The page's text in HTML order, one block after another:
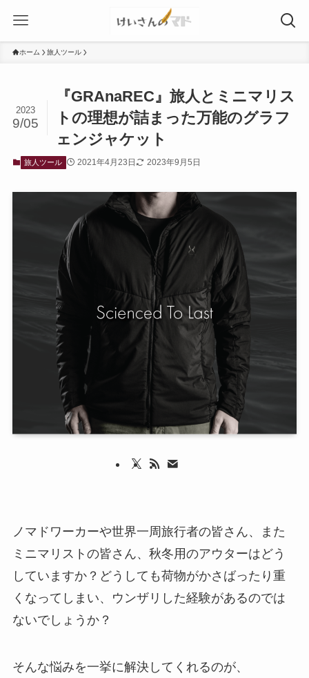
ホーム 旅人ツール
『GRAnaREC』旅人とミニマリス
トの理想が詰まった万能のグラフ
ェンジャケット
2023
9/05
旅人ツール 2021年4月23日 2023年9月5日
ノマドワーカーや世界一周旅行者の皆さん、また
ミニマリストの皆さん、秋冬用のアウターはどう
していますか？どうしても荷物がかさばったり重
くなってしまい、ウンザリした経験があるのでは
ないでしょうか？
そんな悩みを一挙に解決してくれるのが、